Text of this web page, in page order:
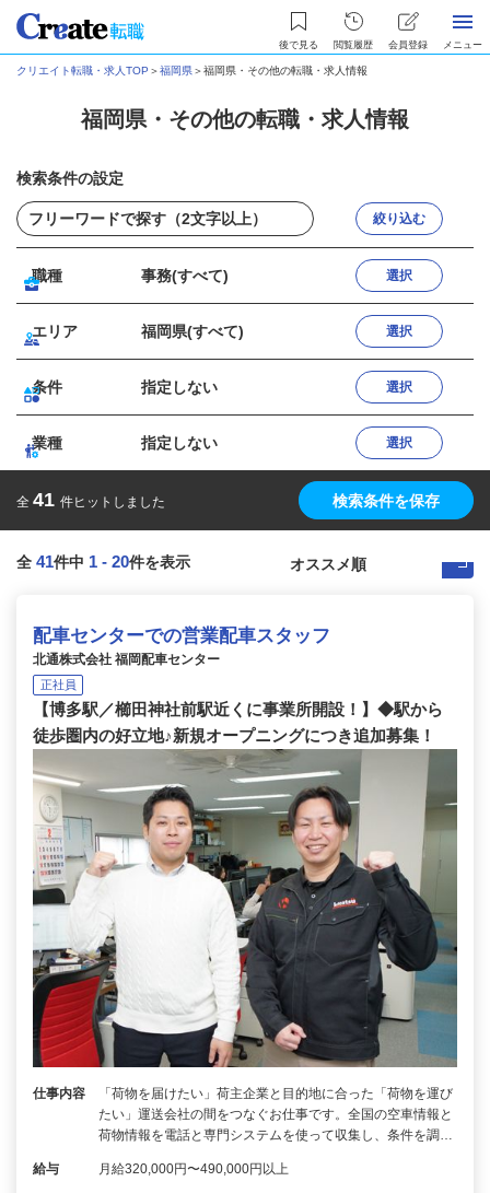
後で見る 閲覧履歴 会員登録 メニュー
クリエイト転職・求人TOP ＞福岡県＞福岡県・その他の転職・求人情報
福岡県・その他の転職・求人情報
検索条件の設定
絞り込む
職種 事務(すべて) 選択
エリア 福岡県(すべて) 選択
条件 指定しない 選択
業種 指定しない 選択
全 41 件ヒットしました 検索条件を保存
全 41件中 1 - 20件を表示
配車センターでの営業配車スタッフ
北通株式会社 福岡配車センター
正社員
【博多駅／櫛田神社前駅近くに事業所開設！】◆駅から
徒歩圏内の好立地♪新規オープニングにつき追加募集！
仕事内容
「荷物を届けたい」荷主企業と目的地に合った「荷物を運び
たい」運送会社の間をつなぐお仕事です。全国の空車情報と
荷物情報を電話と専門システムを使って収集し、条件を調…
給与 月給320,000円〜490,000円以上